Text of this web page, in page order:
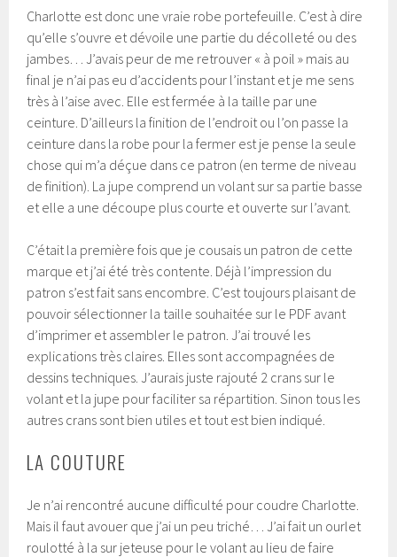
Charlotte est donc une vraie robe portefeuille. C’est à dire
qu’elle s’ouvre et dévoile une partie du décolleté ou des
jambes… J’avais peur de me retrouver « à poil » mais au
final je n’ai pas eu d’accidents pour l’instant et je me sens
très à l’aise avec. Elle est fermée à la taille par une
ceinture. D’ailleurs la finition de l’endroit ou l’on passe la
ceinture dans la robe pour la fermer est je pense la seule
chose qui m’a déçue dans ce patron (en terme de niveau
de finition). La jupe comprend un volant sur sa partie basse
et elle a une découpe plus courte et ouverte sur l’avant.
C’était la première fois que je cousais un patron de cette
marque et j’ai été très contente. Déjà l’impression du
patron s’est fait sans encombre. C’est toujours plaisant de
pouvoir sélectionner la taille souhaitée sur le PDF avant
d’imprimer et assembler le patron. J’ai trouvé les
explications très claires. Elles sont accompagnées de
dessins techniques. J’aurais juste rajouté 2 crans sur le
volant et la jupe pour faciliter sa répartition. Sinon tous les
autres crans sont bien utiles et tout est bien indiqué.
LA COUTURE
Je n’ai rencontré aucune difficulté pour coudre Charlotte.
Mais il faut avouer que j’ai un peu triché… J’ai fait un ourlet
roulotté à la sur jeteuse pour le volant au lieu de faire